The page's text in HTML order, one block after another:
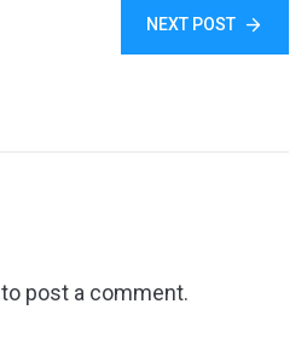
NEXT POST
to post a comment.